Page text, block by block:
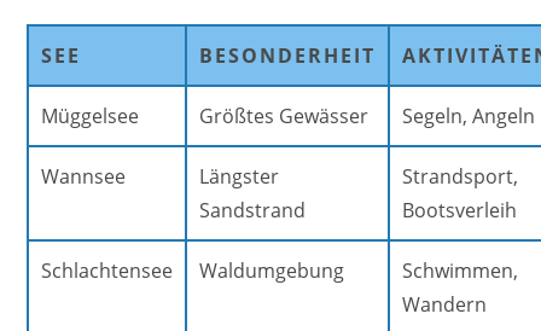
SEE BESONDERHEIT
Müggelsee Größtes Gewässer Segeln, Angeln
Wannsee
Längster
Sandstrand
Strandsport,
Bootsverleih
Schlachtensee Waldumgebung
Schwimmen,
Wandern